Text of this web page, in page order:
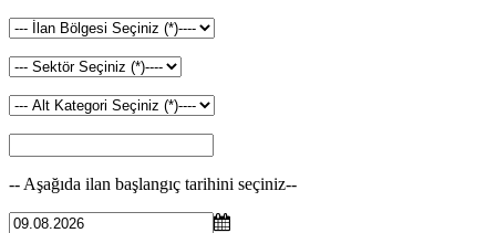
-- Aşağıda ilan başlangıç tarihini seçiniz--